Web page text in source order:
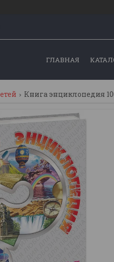
ГЛАВНАЯ
Книга энциклопедия